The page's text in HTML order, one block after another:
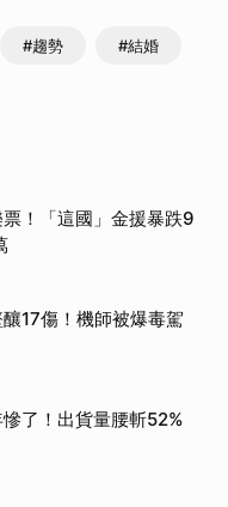
#趨勢 #結婚
！「這國」金援暴跌9
17傷！機師被爆毒駕
慘了！出貨量腰斬52%